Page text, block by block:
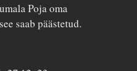
Poja oma
saab päästetud.